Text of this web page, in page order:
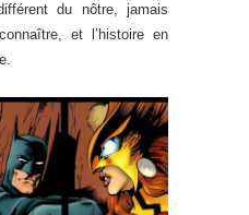
du nôtre, jamais
et l’histoire en